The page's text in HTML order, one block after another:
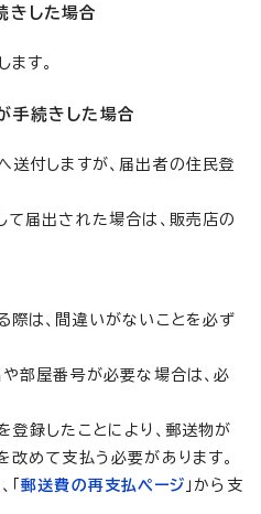
きした場合
す。
手続きした場合
付しますが、届出者の住民登
届出された場合は、販売店の
際は、間違いがないことを必ず
や部屋番号が必要な場合は、必
登録したことにより、郵送物が
めて支払う必要があります。
郵送費の再支払ページ 」から支